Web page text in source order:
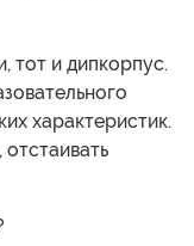
тот и дипкорпус.
характеристик.